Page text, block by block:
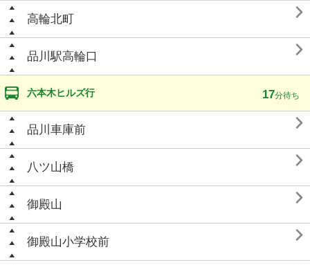
高輪北町 
品川駅高輪口 
六本木ヒルズ行 17分待ち
品川車庫前 
八ツ山橋 
御殿山 
御殿山小学校前 